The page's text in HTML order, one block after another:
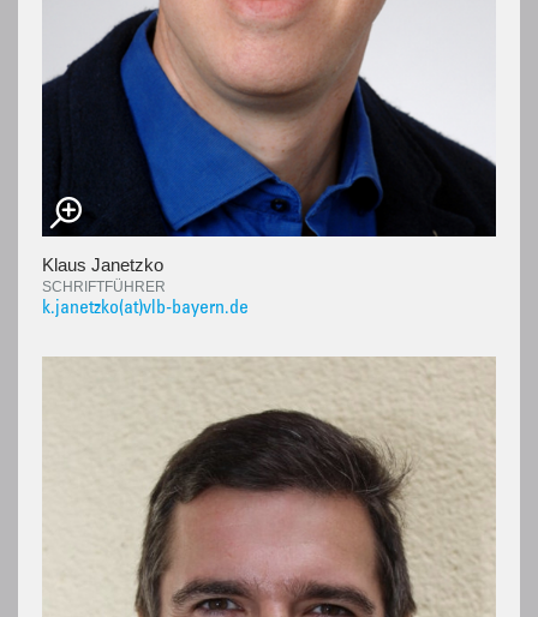
Klaus Janetzko
SCHRIFTFÜHRER
k.janetzko(at)vlb-bayern.de